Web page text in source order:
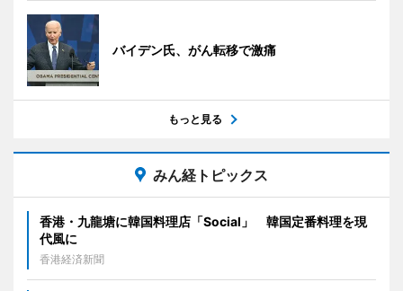
バイデン氏、がん転移で激痛
もっと見る
みん経トピックス
香港・九龍塘に韓国料理店「Social」 韓国定番料理を現
代風に
香港経済新聞